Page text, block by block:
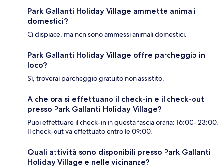
Park Gallanti Holiday Village ammette animali
domestici?
Ci dispiace, ma non sono ammessi animali domestici.
Park Gallanti Holiday Village offre parcheggio in
loco?
Sì, troverai parcheggio gratuito non assistito.
A che ora si effettuano il check-in e il check-out
presso Park Gallanti Holiday Village?
Puoi effettuare il check-in in questa fascia oraria: 16:00- 23:00.
Il check-out va effettuato entro le 09:00.
Quali attività sono disponibili presso Park Gallanti
Holiday Village e nelle vicinanze?